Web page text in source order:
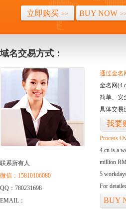
立即购买 >> BUY NOW >>
域名交易方式：
联系所有人
微信：15810106080
QQ：780231698
EMAIL：
通过金名
金名网
简单、安
具体交易
我要
Process
4.cn is a
million
5
For
BUY